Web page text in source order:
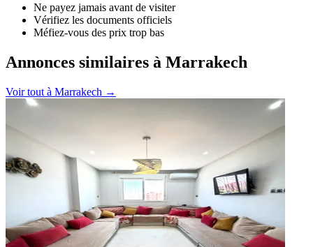
Ne payez jamais avant de visiter
Vérifiez les documents officiels
Méfiez-vous des prix trop bas
Annonces similaires à Marrakech
Voir tout à Marrakech →